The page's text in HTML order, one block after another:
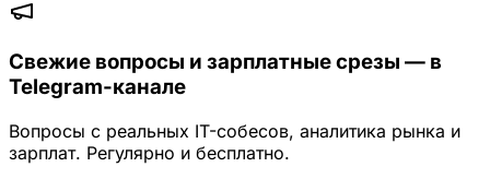
Свежие вопросы и зарплатные срезы — в
Telegram-канале
Вопросы с реальных IT-собесов, аналитика рынка и
зарплат. Регулярно и бесплатно.